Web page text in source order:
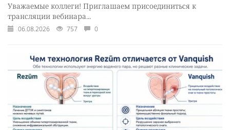
Уважаемые коллеги! Приглашаем присоединиться к
трансляции вебинара...
06.08.2026 757 0